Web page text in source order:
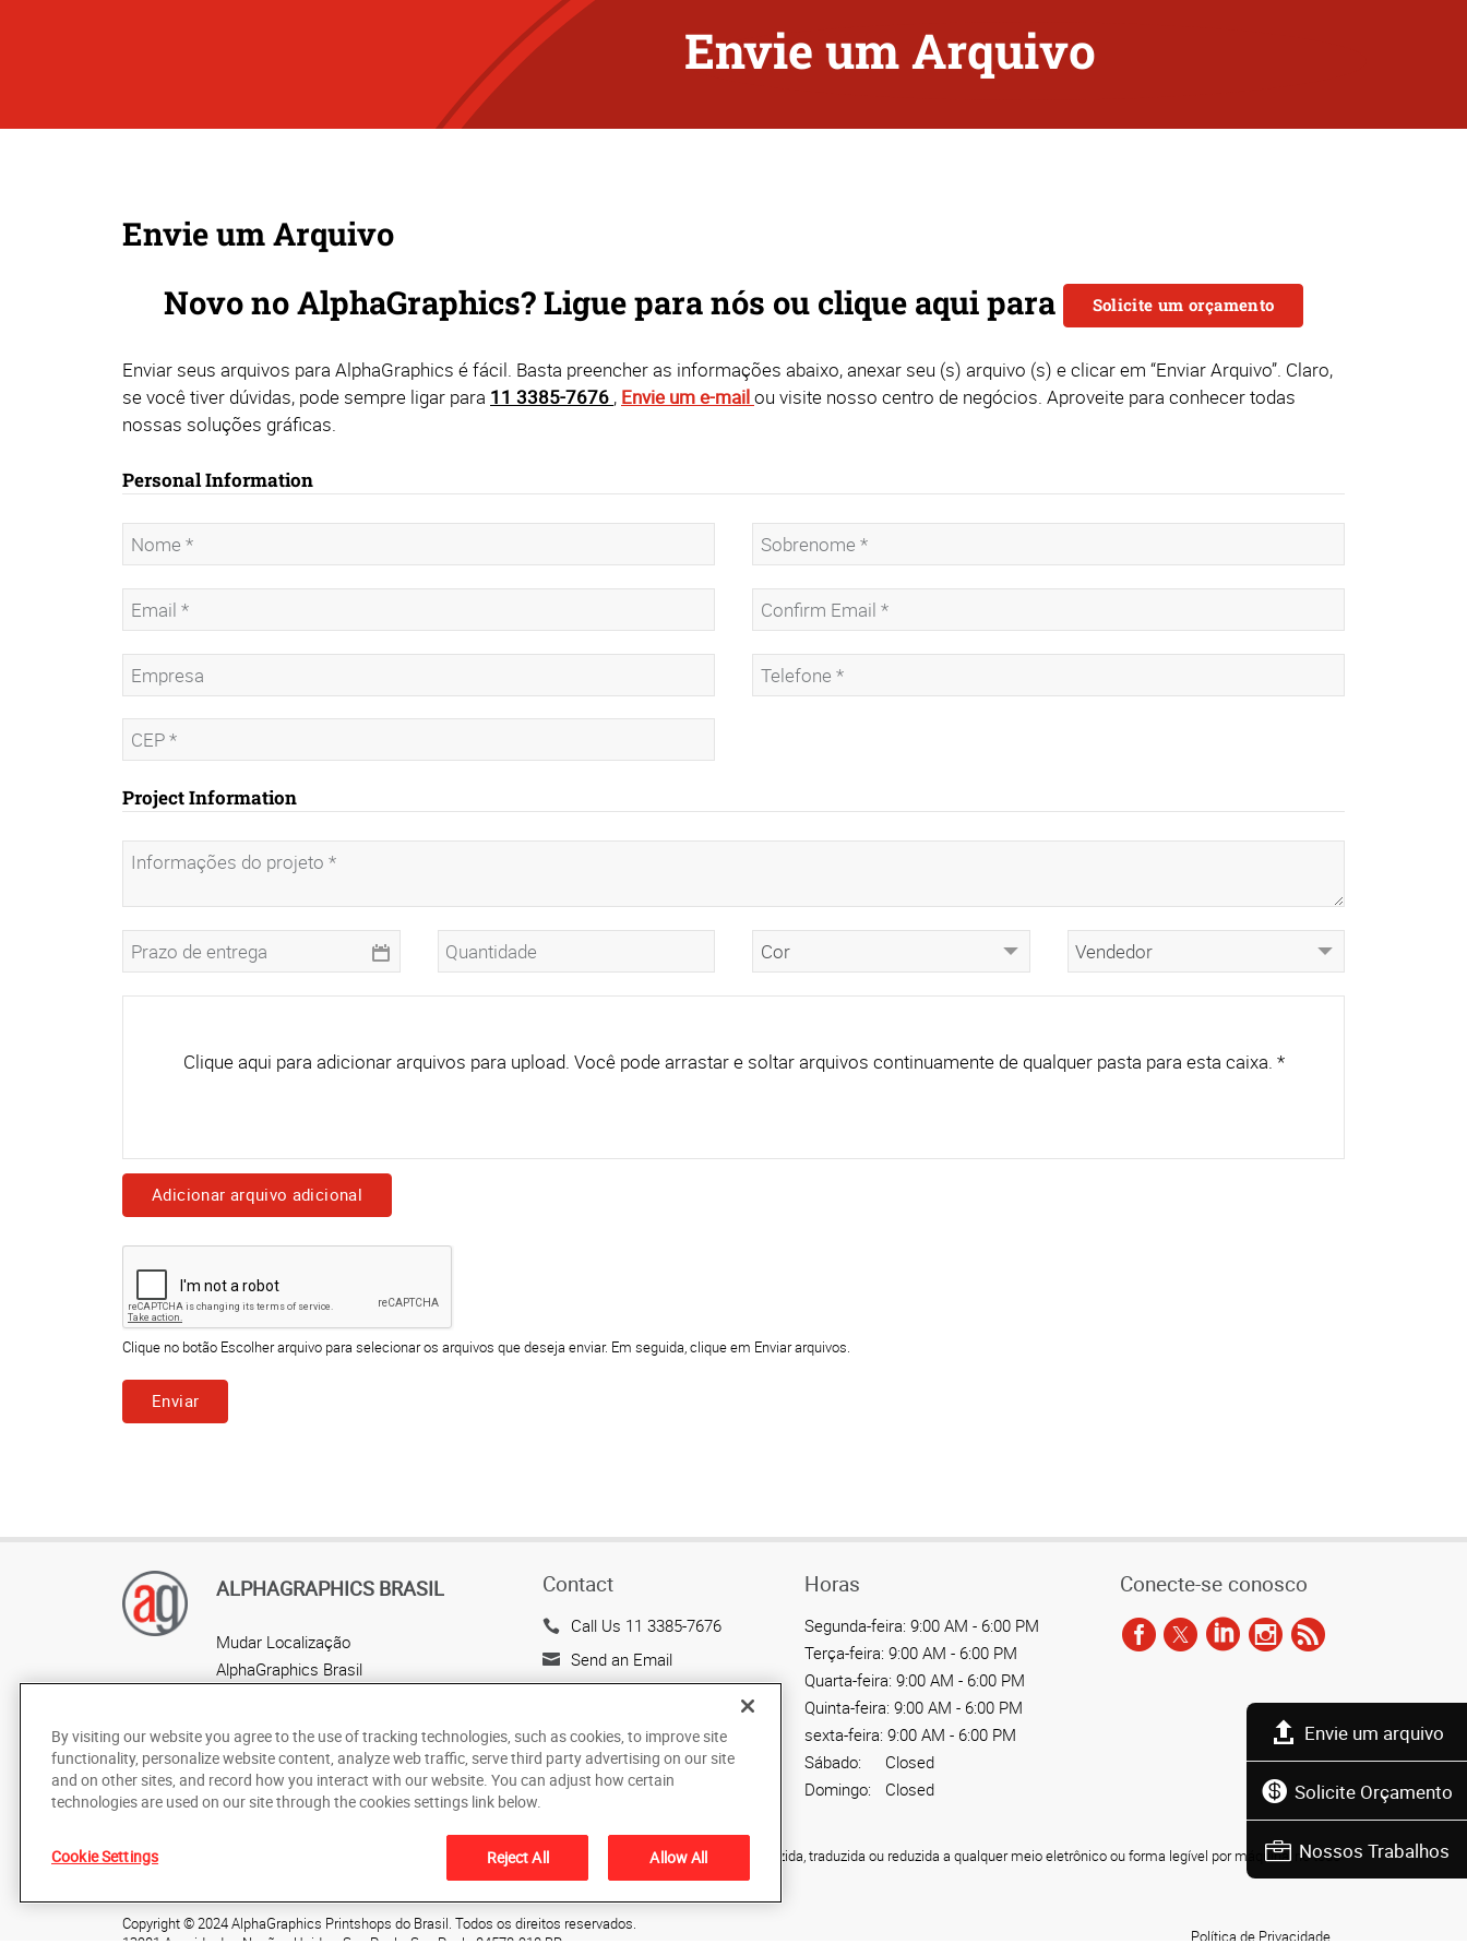
Envie um arquivo
Solicite Orçamento
Nossos Trabalhos
Envie um Arquivo
Envie um Arquivo
Novo no AlphaGraphics? Ligue para nós ou clique aqui para
Solicite um orçamento
Enviar seus arquivos para AlphaGraphics é fácil. Basta preencher as informações abaixo, anexar seu (s) arquivo (s) e clicar em “Enviar Arquivo”. Claro,
se você tiver dúvidas, pode sempre ligar para 11 3385-7676 , Envie um e-mailou visite nosso centro de negócios. Aproveite para conhecer todas
nossas soluções gráficas.
Personal Information
Project Information
Clique aqui para adicionar arquivos para upload. Você pode arrastar e soltar arquivos continuamente de qualquer pasta para esta caixa. *
Adicionar arquivo adicional
Clique no botão Escolher arquivo para selecionar os arquivos que deseja enviar. Em seguida, clique em Enviar arquivos.
Enviar
ALPHAGRAPHICS BRASIL
Mudar Localização
AlphaGraphics Brasil
Contact
Call Us 11 3385-7676
Send an Email
Sao Paulo, SP 04578-910
BR
Horas
Segunda-feira: 9:00 AM - 6:00 PM
Terça-feira: 9:00 AM - 6:00 PM
Quarta-feira: 9:00 AM - 6:00 PM
Quinta-feira: 9:00 AM - 6:00 PM
sexta-feira: 9:00 AM - 6:00 PM
Sábado:
Closed
Domingo:
Closed
Conecte-se conosco
Copyright © 2024 AlphaGraphics Printshops do Brasil. Todos os direitos reservados.
12901 Avenida das Nações Unidas
Sao Paulo Sao Paulo 04578-910 BR Política de Privacidade
De acordo com as leis de direitos autorais, esta documentação não pode ser copiada, fotocopiada, reproduzida, traduzida ou reduzida a qualquer meio eletrônico ou forma legível por máquina, no todo
ou em parte, sem o consentimento prévio por escrito da AlphaGraphics Brasil.
By visiting our website you agree to the use of tracking technologies, such as cookies, to improve site
functionality, personalize website content, analyze web traffic, serve third party advertising on our site
and on other sites, and record how you interact with our website. You can adjust how certain
technologies are used on our site through the cookies settings link below.
Cookie Settings Reject All Allow All